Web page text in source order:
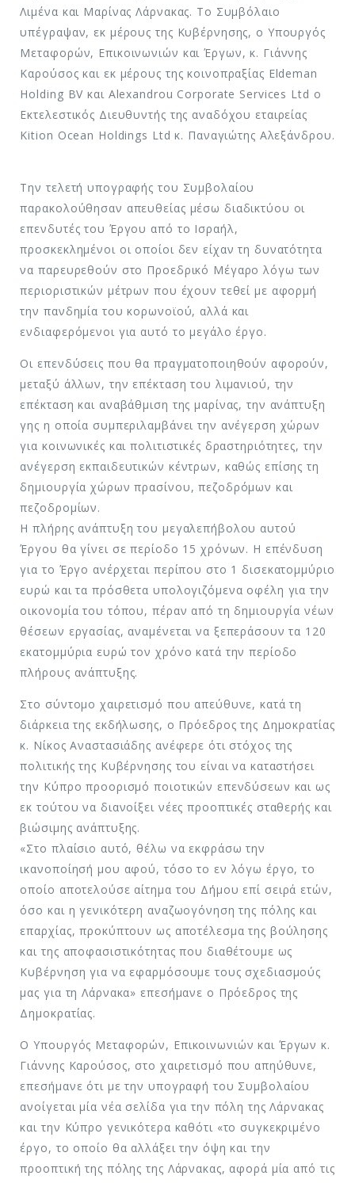
Λιμένα και Μαρίνας Λάρνακας. Το Συμβόλαιο
υπέγραψαν, εκ μέρους της Κυβέρνησης, ο Υπουργός
Μεταφορών, Επικοινωνιών και Έργων, κ. Γιάννης
Καρούσος και εκ μέρους της κοινοπραξίας Eldeman
Holding BV και Alexandrou Corporate Services Ltd ο
Εκτελεστικός Διευθυντής της αναδόχου εταιρείας
Kition Ocean Holdings Ltd κ. Παναγιώτης Αλεξάνδρου.
Την τελετή υπογραφής του Συμβολαίου
παρακολούθησαν απευθείας μέσω διαδικτύου οι
επενδυτές του Έργου από το Ισραήλ,
προσκεκλημένοι οι οποίοι δεν είχαν τη δυνατότητα
να παρευρεθούν στο Προεδρικό Μέγαρο λόγω των
περιοριστικών μέτρων που έχουν τεθεί με αφορμή
την πανδημία του κορωνοϊού, αλλά και
ενδιαφερόμενοι για αυτό το μεγάλο έργο.
Οι επενδύσεις που θα πραγματοποιηθούν αφορούν,
μεταξύ άλλων, την επέκταση του λιμανιού, την
επέκταση και αναβάθμιση της μαρίνας, την ανάπτυξη
γης η οποία συμπεριλαμβάνει την ανέγερση χώρων
για κοινωνικές και πολιτιστικές δραστηριότητες, την
ανέγερση εκπαιδευτικών κέντρων, καθώς επίσης τη
δημιουργία χώρων πρασίνου, πεζοδρόμων και
πεζοδρομίων.
Η πλήρης ανάπτυξη του μεγαλεπήβολου αυτού
Έργου θα γίνει σε περίοδο 15 χρόνων. Η επένδυση
για το Έργο ανέρχεται περίπου στο 1 δισεκατομμύριο
ευρώ και τα πρόσθετα υπολογιζόμενα οφέλη για την
οικονομία του τόπου, πέραν από τη δημιουργία νέων
θέσεων εργασίας, αναμένεται να ξεπεράσουν τα 120
εκατομμύρια ευρώ τον χρόνο κατά την περίοδο
πλήρους ανάπτυξης.
Στο σύντομο χαιρετισμό που απεύθυνε, κατά τη
διάρκεια της εκδήλωσης, ο Πρόεδρος της Δημοκρατίας
κ. Νίκος Αναστασιάδης ανέφερε ότι στόχος της
πολιτικής της Κυβέρνησης του είναι να καταστήσει
την Κύπρο προορισμό ποιοτικών επενδύσεων και ως
εκ τούτου να διανοίξει νέες προοπτικές σταθερής και
βιώσιμης ανάπτυξης.
«Στο πλαίσιο αυτό, θέλω να εκφράσω την
ικανοποίησή μου αφού, τόσο το εν λόγω έργο, το
οποίο αποτελούσε αίτημα του Δήμου επί σειρά ετών,
όσο και η γενικότερη αναζωογόνηση της πόλης και
επαρχίας, προκύπτουν ως αποτέλεσμα της βούλησης
και της αποφασιστικότητας που διαθέτουμε ως
Κυβέρνηση για να εφαρμόσουμε τους σχεδιασμούς
μας για τη Λάρνακα» επεσήμανε ο Πρόεδρος της
Δημοκρατίας.
Ο Υπουργός Μεταφορών, Επικοινωνιών και Έργων κ.
Γιάννης Καρούσος, στο χαιρετισμό που απηύθυνε,
επεσήμανε ότι με την υπογραφή του Συμβολαίου
ανοίγεται μία νέα σελίδα για την πόλη της Λάρνακας
και την Κύπρο γενικότερα καθότι «το συγκεκριμένο
έργο, το οποίο θα αλλάξει την όψη και την
προοπτική της πόλης της Λάρνακας, αφορά μία από τις